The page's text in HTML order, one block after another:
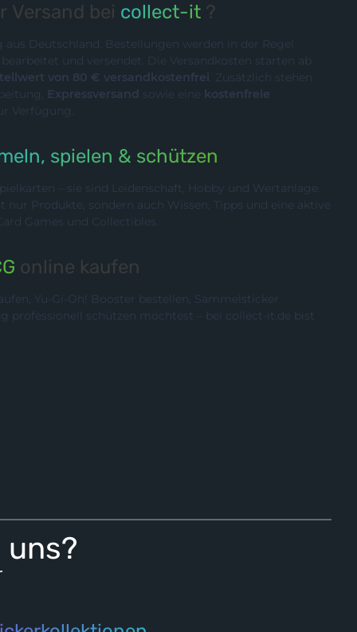
Versand bei collect-it ?
Deutschland. Bestellungen werden in der Regel
bearbeitet und versendet. Die Versandkosten starten ab
von 80 € versandkostenfrei. Zusätzlich stehen
Expressversand sowie eine kostenfreie
Verfügung.
spielen & schützen
– sie sind Leidenschaft, Hobby und Wertanlage.
Produkte, sondern auch Wissen, Tipps und eine aktive
Games und Collectibles.
online kaufen
Yu-Gi-Oh! Booster bestellen, Sammelsticker
professionell schützen möchtest – bei collect-it.de bist
uns?